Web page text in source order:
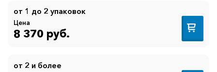
от 1 до 2 упаковок
Цена
8 370 руб.
от 2 и более